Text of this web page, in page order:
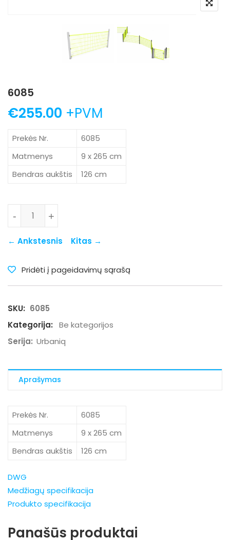
6085
€255.00 +PVM
Prekės Nr.
6085
Matmenys
9 x 265 cm
Bendras aukštis
126 cm
produkto kiekis: 6085
+
-
← Ankstesnis Kitas →
Pridėti į pageidavimų sąrašą
SKU: 6085
Kategorija:
Be kategorijos
Serija: Urbaniq
Aprašymas
Prekės Nr.
6085
Matmenys
9 x 265 cm
Bendras aukštis
126 cm
DWG
Medžiagų specifikacija
Produkto specifikacija
Panašūs produktai